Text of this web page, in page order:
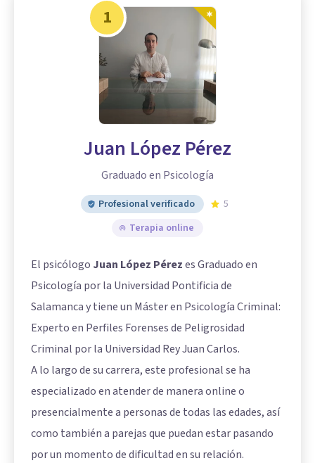
1
Juan López Pérez
Graduado en Psicología
Profesional verificado
5
Terapia online
El psicólogo Juan López Pérezes Graduado en
Psicología por la Universidad Pontificia de
Salamanca y tiene un Máster en Psicología Criminal:
Experto en Perfiles Forenses de Peligrosidad
Criminal por la Universidad Rey Juan Carlos.
A lo largo de su carrera, este profesional se ha
especializado en atender de manera online o
presencialmente a personas de todas las edades, así
como también a parejas que puedan estar pasando
por un momento de dificultad en su relación.